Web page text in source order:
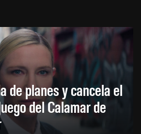
de planes y cancela el
del Calamar de